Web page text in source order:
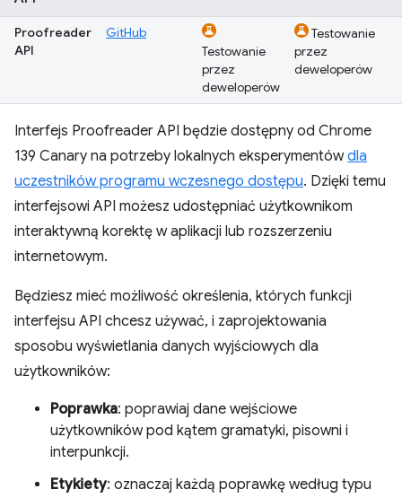
Proofreader
API
GitHub
Testowanie
przez
deweloperów
Testowanie
przez
deweloperów
Interfejs Proofreader API będzie dostępny od Chrome
139 Canary na potrzeby lokalnych eksperymentówdla
uczestników programu wczesnego dostępu. Dzięki temu
interfejsowi API możesz udostępniać użytkownikom
interaktywną korektę w aplikacji lub rozszerzeniu
internetowym.
Będziesz mieć możliwość określenia, których funkcji
interfejsu API chcesz używać, i zaprojektowania
sposobu wyświetlania danych wyjściowych dla
użytkowników:
Poprawka: poprawiaj dane wejściowe
użytkowników pod kątem gramatyki, pisowni i
interpunkcji.
Etykiety: oznaczaj każdą poprawkę według typu